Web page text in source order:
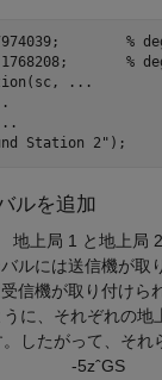
%
%
...
Station 2" );
ルを追加
地上局 1 と地上局
ルには送信機が取
信機が取り付けら
に、それぞれの地
したがって、それ
-5zˆGS